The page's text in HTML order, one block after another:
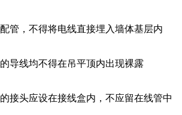
管，不得将电线直接埋入墙体基层内
导线均不得在吊平顶内出现裸露
接头应设在接线盒内，不应留在线管中